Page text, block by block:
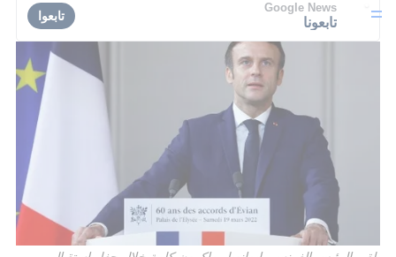
Google News
تابعونا تابعوا